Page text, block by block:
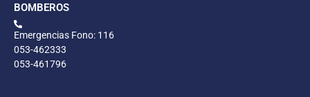
BOMBEROS
Emergencias Fono: 116
053-462333
053-461796